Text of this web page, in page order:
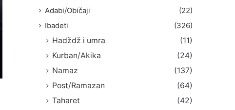
Adabi/Običaji
(22)
Ibadeti
(326)
Hadždž i umra
(11)
Kurban/Akika
(24)
Namaz
(137)
Post/Ramazan
(64)
Taharet
(42)